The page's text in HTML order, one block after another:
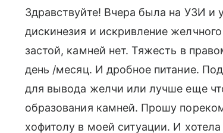
Здравствуйте! Вчера была на УЗИ и
дискинезия и искривление
застой, камней нет. Тяжесть в
день /месяц. И дробное питание.
для вывода желчи или лучше еще
образования камней. Прошу
хофитолу в моей ситуации. И